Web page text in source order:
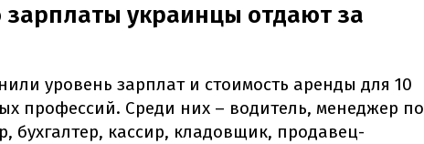
украинцы отдают за
уровень зарплат и стоимость аренды для 10
профессий. Среди них – водитель, менеджер по
бухгалтер, кассир, кладовщик, продавец-